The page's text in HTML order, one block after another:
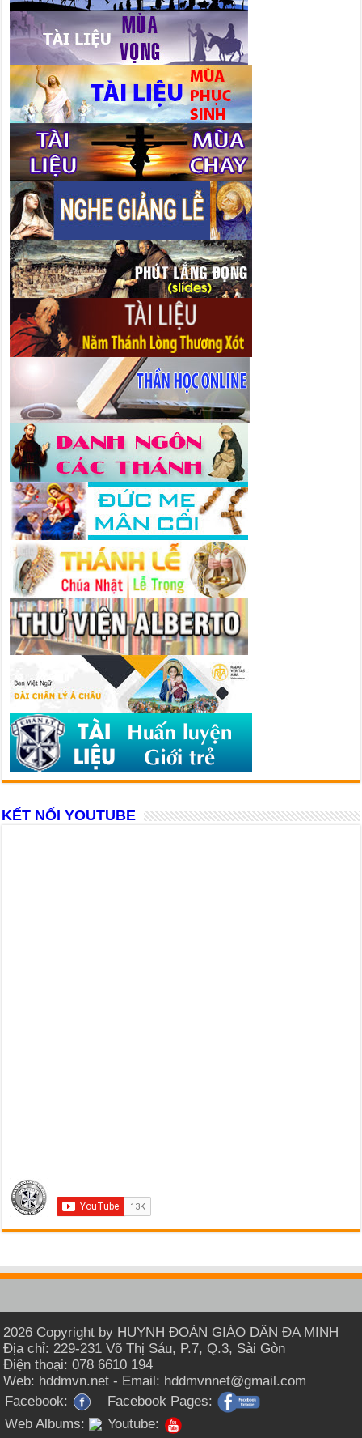
KẾT NỐI YOUTUBE
2026 Copyright by HUYNH ĐOÀN GIÁO DÂN ĐA MINH
Địa chỉ: 229-231 Võ Thị Sáu, P.7, Q.3, Sài Gòn
Điện thoại: 078 6610 194
Web: hddmvn.net - Email: hddmvnnet@gmail.com
Facebook:
Facebook Pages:
Web Albums:
Youtube: